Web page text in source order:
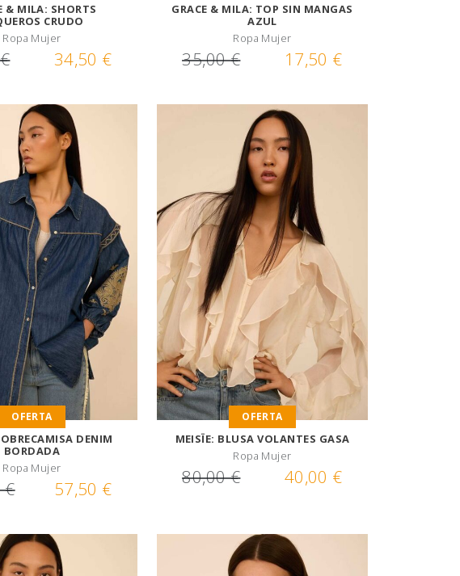
& MILA: SHORTS
CRUDO
Ropa Mujer
34,50 €
GRACE & MILA: TOP SIN MANGAS
AZUL
Ropa Mujer
35,00 € 17,50 €
OFERTA
DENIM
BORDADA
Ropa Mujer
€ 57,50 €
OFERTA
MEISÏE: BLUSA VOLANTES GASA
Ropa Mujer
80,00 € 40,00 €